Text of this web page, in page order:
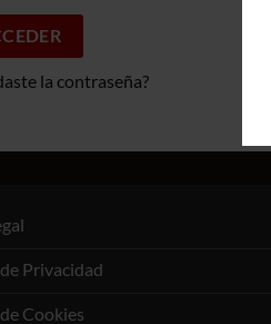
la contraseña?
Privacidad
Cookies